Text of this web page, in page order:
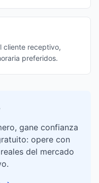
cliente receptivo,
preferidos.
gane confianza
opere con
del mercado